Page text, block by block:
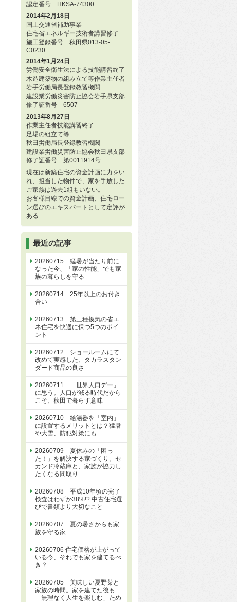
認定番号 HKSA-74300
2014年2月18日
国土交通省補助事業
住宅省エネルギー技術者講習修了
施工登録番号 秋田県013-05-
C0230
2014年1月24日
労働安全衛生法による技能講習終了
木造建築物の組み立て等作業主任者
岩手労働局長登録教習機関
建設業労働災害防止協会岩手県支部
修了証番号 6507
2013年8月27日
作業主任者技能講習終了
足場の組立て等
秋田労働局長登録教習機関
建設業労働災害防止協会秋田県支部
修了証番号 第0011914号
現在は新築住宅の資金計画に力をい
れ、担当した物件で、家を手放した
ご家族は過去1組もいない。
お客様目線での資金計画、住宅ロー
ン選びのエキスパートとして定評が
ある
最近の記事
20260715 猛暑が当たり前に
なった今、「家の性能」でも家
族の暮らしを守る
20260714 25年以上のお付き
合い
20260713 第三種換気の省エ
ネ住宅を快適に保つ5つのポイ
ント
20260712 ショールームにて
改めて実感した、タカラスタン
ダード商品の良さ
20260711 「世界人口デー」
に思う。人口が減る時代だから
こそ、秋田で暮らす意味
20260710 給湯器を「室内」
に設置するメリットとは？猛暑
や大雪、防犯対策にも
20260709 夏休みの「困っ
た！」を解決する家づくり。セ
カンド冷蔵庫と、家族が協力し
たくなる間取り
20260708 平成10年頃の完了
検査はわずか38%!? 中古住宅選
びで書類より大切なこと
20260707 夏の暑さからも家
族を守る家
20260706 住宅価格が上がって
いる今、それでも家を建てるべ
き？
20260705 美味しい夏野菜と
家族の時間。家を建てた後も
「無理なく人生を楽しむ」ため